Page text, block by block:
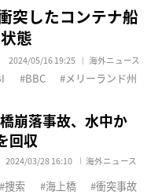
突したコンテナ船
態
2024/05/16 19:25 海外ニュース
BBC メリーランド州
崩落事故、水中か
回収
2024/03/28 16:10 海外ニュース
捜索 海上橋 衝突事故